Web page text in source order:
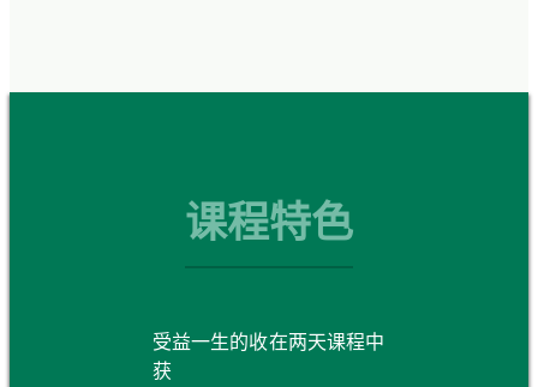
课程特色
受益一生的收
获
在两天课程中